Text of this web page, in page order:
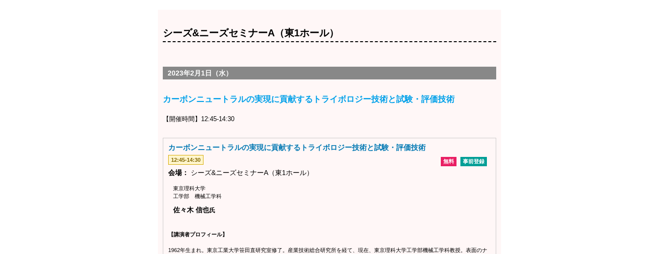
シーズ&ニーズセミナーA（東1ホール）
2023年2月1日（水）
カーボンニュートラルの実現に貢献するトライボロジー技術と試験・評価技術
【開催時間】12:45-14:30
カーボンニュートラルの実現に貢献するトライボロジー技術と試験・評価技術
12:45-14:30 事前登録
無料
会場： シーズ&ニーズセミナーA（東1ホール）
東京理科大学
工学部 機械工学科
佐々木 信也氏
【講演者プロフィール】
1962年生まれ。東京工業大学笹田直研究室修了。産業技術総合研究所を経て、現在、東京理科大学工学部機械工学科教授。表面のナ